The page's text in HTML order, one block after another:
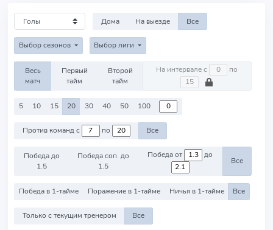
Дома На выезде Все
Выбор сезонов Выбор лиги
Весь
матч
Первый
тайм
Второй
тайм
На интервале с по
5 10 15 20 30 40 50 100
Против команд с по Все
Победа до
1.5
Победа соп. до
1.5
Победа от до
Все
Победа в 1-тайме Поражение в 1-тайме Ничья в 1-тайме Все
Только с текущим тренером Все